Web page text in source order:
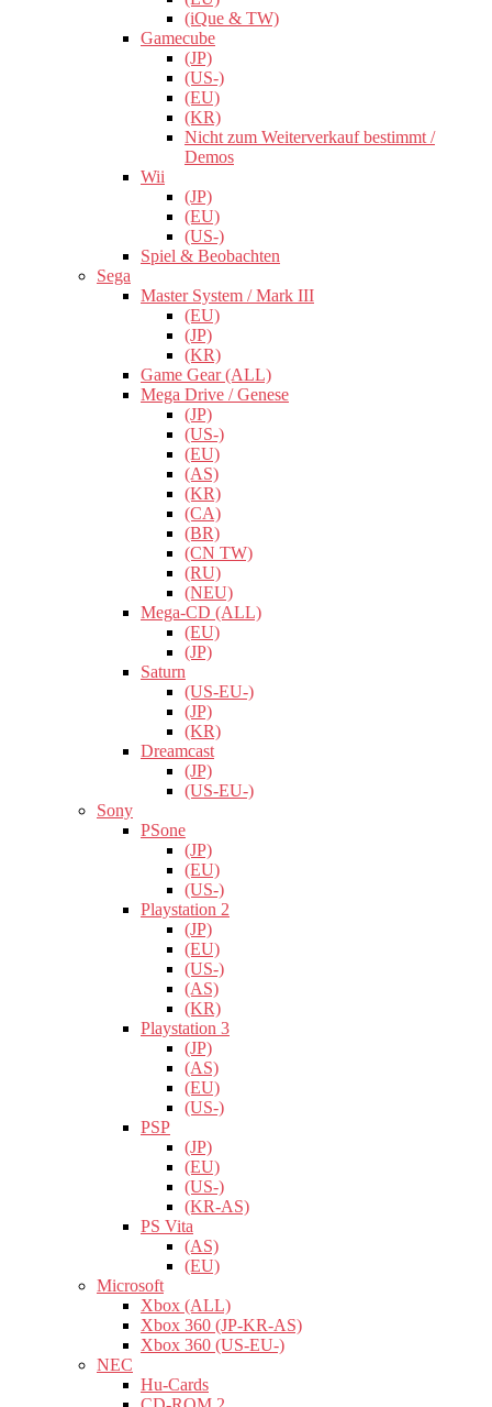
(iQue & TW)
Gamecube
(JP)
(US-)
(EU)
(KR)
Nicht zum Weiterverkauf bestimmt /
Demos
Wii
(JP)
(EU)
(US-)
Spiel & Beobachten
Sega
Master System / Mark III
(EU)
(JP)
(KR)
Game Gear (ALL)
Mega Drive / Genese
(JP)
(US-)
(EU)
(AS)
(KR)
(CA)
(BR)
(CN TW)
(RU)
(NEU)
Mega-CD (ALL)
(EU)
(JP)
Saturn
(US-EU-)
(JP)
(KR)
Dreamcast
(JP)
(US-EU-)
Sony
PSone
(JP)
(EU)
(US-)
Playstation 2
(JP)
(EU)
(US-)
(AS)
(KR)
Playstation 3
(JP)
(AS)
(EU)
(US-)
PSP
(JP)
(EU)
(US-)
(KR-AS)
PS Vita
(AS)
(EU)
Microsoft
Xbox (ALL)
Xbox 360 (JP-KR-AS)
Xbox 360 (US-EU-)
NEC
Hu-Cards